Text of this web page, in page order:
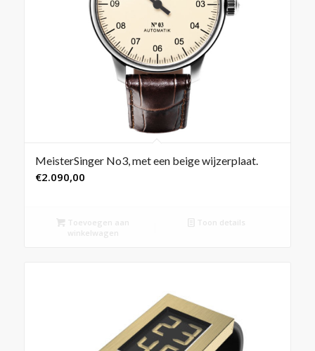
MeisterSinger No3, met een beige wijzerplaat.
€2.090,00
Toevoegen aan
winkelwagen
Toon details